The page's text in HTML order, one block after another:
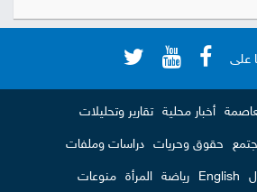
على
أخبار محلية تقارير وتحليلات
حقوق وحريات دراسات وملفات
English رياضة المرأة منوعات